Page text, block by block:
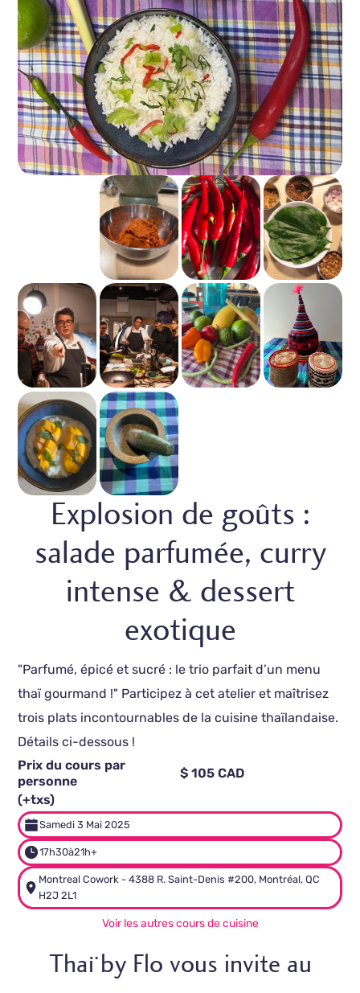
Explosion de goûts :
salade parfumée, curry
intense & dessert
exotique
"Parfumé, épicé et sucré : le trio parfait d’un menu
thaï gourmand !" Participez à cet atelier et maîtrisez
trois plats incontournables de la cuisine thaïlandaise.
Détails ci-dessous !
Prix du cours par
personne
$ 105 CAD
(+txs)
Samedi 3 Mai 2025
17h30à21h+
Montreal Cowork - 4388 R. Saint-Denis #200, Montréal, QC
H2J 2L1
Voir les autres cours de cuisine
Thaï by Flo vous invite au